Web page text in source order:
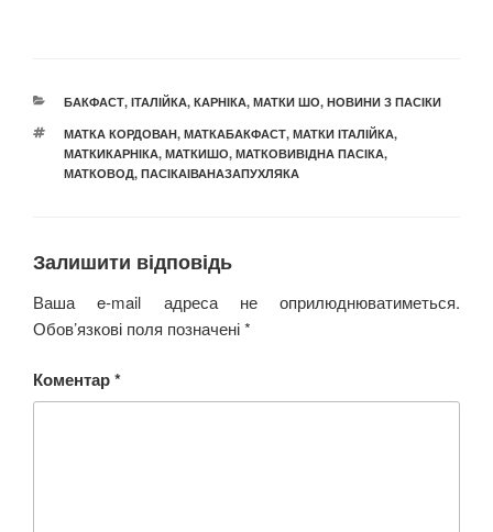
КАТЕГОРІЇ
БАКФАСТ, ІТАЛІЙКА, КАРНІКА, МАТКИ ШО, НОВИНИ З ПАСІКИ
ПОЗНАЧКИ
МАТКА КОРДОВАН, МАТКАБАКФАСТ, МАТКИ ІТАЛІЙКА,
МАТКИКАРНІКА, МАТКИШО, МАТКОВИВІДНА ПАСІКА,
МАТКОВОД, ПАСІКАІВАНАЗАПУХЛЯКА
Залишити відповідь
Ваша e-mail адреса не оприлюднюватиметься.
Обов’язкові поля позначені*
Коментар*